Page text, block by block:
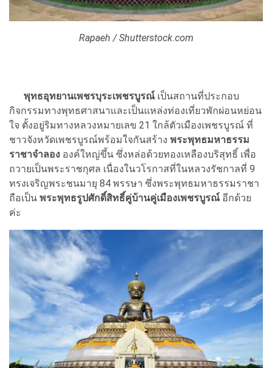
Rapaeh / Shutterstock.com
พุทธอุทยานเพชรบุระเพชรบูรณ์ เป็นสถานที่ประกอบ
กิจกรรมทางพุทธศาสนาและเป็นแหล่งท่องเที่ยวพักผ่อนหย่อน
ใจ ตั้งอยู่ริมทางหลวงหมายเลข 21 ใกล้ตัวเมืองเพชรบูรณ์ ที่
ชาวจังหวัดเพชรบูรณ์พร้อมใจกันสร้าง พระพุทธมหาธรรม
ราชาจำลอง องค์ใหญ่ขึ้น ซึ่งหล่อด้วยทองเหลืองบริสุทธิ์ เพื่อ
ถวายเป็นพระราชกุศล เนื่องในวโรกาสที่ในหลวงรัชกาลที่ 9
ทรงเจริญพระชนมายุ 84 พรรษา ซึ่งพระพุทธมหาธรรมราชา
ถือเป็น พระพุทธรูปศักดิ์สิทธิ์คู่บ้านคู่เมืองเพชรบูรณ์ อีกด้วย
ค่ะ